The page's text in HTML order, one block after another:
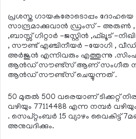
പ്രശസ്ത ഗായകരോടൊപ്പം ദോഹയെ
സാന്ദ്രമാക്കുവാന്‍ ഡ്രംസ് – അരുണ്‍ ,
,ബാസ്സ് ഗിറ്റാര്‍ -ജസ്റ്റിന്‍ ,ഫ്‌ലൂട് -
, സൗണ്ട് എഞ്ചിനീയര്‍ -യോഗി ,
അര്‍ജുന്‍ എന്നിവരും എത്തുന്നു
ആന്‍ഡ് സൗണ്ട്‌സ് ആണ് സംഗീത
ആന്‍ഡ് സൗണ്ട്‌സ് ചെയ്യുന്നത് .
50 മുതല്‍ 500 വരെയാണ് ടിക്കറ്റ്
വഴിയും 77114488 എന്ന നമ്പര്‍
. സെപ്റ്റംബര്‍ 15 വ്യാഴം വൈകിട്ട്
അനുവദിക്കും.